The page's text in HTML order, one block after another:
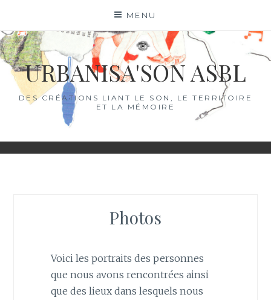
content
MENU
URBANISA'SON ASBL
DES CRÉATIONS LIANT LE SON, LE TERRITOIRE
ET LA MÉMOIRE
Photos
Voici les portraits des personnes
que nous avons rencontrées ainsi
que des lieux dans lesquels nous